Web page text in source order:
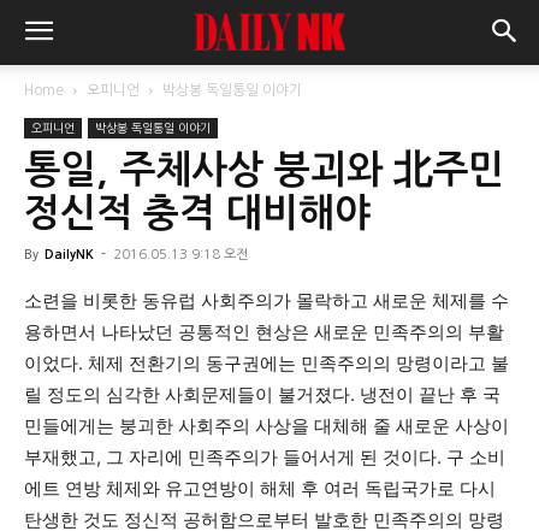
Home 오피니언 박상봉 독일통일 이야기
오피니언 박상봉 독일통일 이야기
통일, 주체사상 붕괴와 北주민
정신적 충격 대비해야
By DailyNK - 2016.05.13 9:18 오전
소련을 비롯한 동유럽 사회주의가 몰락하고 새로운 체제를 수
용하면서 나타났던 공통적인 현상은 새로운 민족주의의 부활
이었다. 체제 전환기의 동구권에는 민족주의의 망령이라고 불
릴 정도의 심각한 사회문제들이 불거졌다. 냉전이 끝난 후 국
민들에게는 붕괴한 사회주의 사상을 대체해 줄 새로운 사상이
부재했고, 그 자리에 민족주의가 들어서게 된 것이다. 구 소비
에트 연방 체제와 유고연방이 해체 후 여러 독립국가로 다시
탄생한 것도 정신적 공허함으로부터 발호한 민족주의의 망령